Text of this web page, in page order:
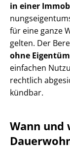
in einer
für eine ganze
gelten. Der
ohne
einfachen
rechtlich
kündbar.
Wann und